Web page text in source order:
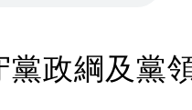
黨政綱及黨